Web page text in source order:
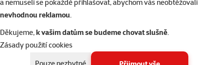
a nemuseli se pokaždé přihlašovat, abychom vás neobtěžovali
nevhodnou reklamou.
Děkujeme,k vašim datům se budeme chovat slušně.
Zásady použití cookies
Kolín Ovčáry
Ovčáry 304, Ovčáry